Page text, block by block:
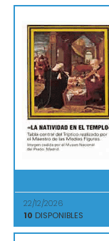
22/12/2026
10 DISPONIBLES